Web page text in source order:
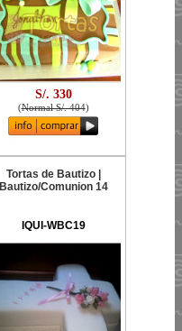
S/. 330
(Normal S/. 404)
Tortas de Bautizo |
Bautizo/Comunion 14
IQUI-WBC19